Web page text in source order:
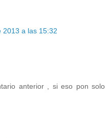
2013 a las 15:32
anterior , si eso pon solo